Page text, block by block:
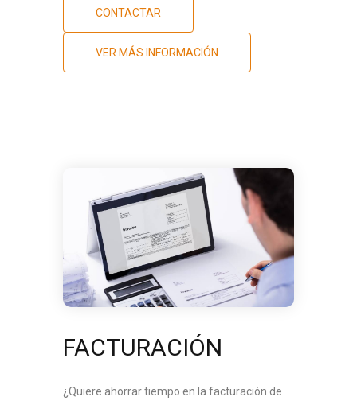
CONTACTAR
VER MÁS INFORMACIÓN
FACTURACIÓN
¿Quiere ahorrar tiempo en la facturación de